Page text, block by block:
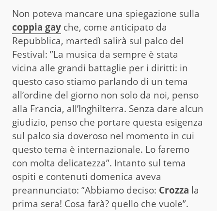
Non poteva mancare una spiegazione sulla
coppia gay che, come anticipato da
Repubblica, martedì salirà sul palco del
Festival: ”La musica da sempre è stata
vicina alle grandi battaglie per i diritti: in
questo caso stiamo parlando di un tema
all’ordine del giorno non solo da noi, penso
alla Francia, all’Inghilterra. Senza dare alcun
giudizio, penso che portare questa esigenza
sul palco sia doveroso nel momento in cui
questo tema è internazionale. Lo faremo
con molta delicatezza”. Intanto sul tema
ospiti e contenuti domenica aveva
preannunciato: ”Abbiamo deciso: Crozza la
prima sera! Cosa farà? quello che vuole”.